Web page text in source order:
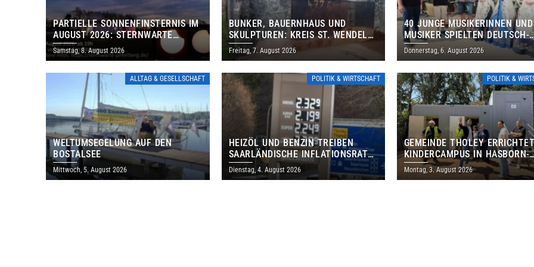
PARTIELLE SONNENFINSTERNIS IM
AUGUST 2026: STERNWARTE
PETERBERG ÖFFNET KOSTENLOS
IHRE TORE
Samstag, 8. August 2026
BUNKER, BAUERNHAUS UND
SKULPTUREN: KREIS ST. WENDEL
LÄDT ZUM TAG DES OFFENEN
DENKMALS EIN
Freitag, 7. August 2026
40 JUNGE MUSIKERINNEN UND
MUSIKER SPIELTEN DEUTSCH-
BRASILIANISCHES
THOLEY
Donnerstag, 6. August 2026
ALLTAG & GESELLSCHAFT
WELTUMSEGELUNG AUF DEN
BOSTALSEE
Mittwoch, 5. August 2026
POLITIK & WIRTSCHAFT
HEIZÖL UND BENZIN TREIBEN
SAARLÄNDISCHE INFLATIONSRATE
IM JULI AUF 3,2 PROZENT
Dienstag, 4. August 2026
POLITIK &
GEMEINDE THOLEY
KINDERCAMPUS IN HASBORN-
DAUTWEILER FÜR RUND 8,5
MILLIONEN EURO
Montag, 3. August 2026